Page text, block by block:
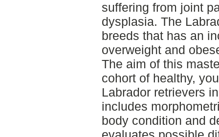
suffering from joint
dysplasia. The
breeds that has an
overweight and
The aim of this
cohort of healthy,
Labrador retrievers
includes
body condition and